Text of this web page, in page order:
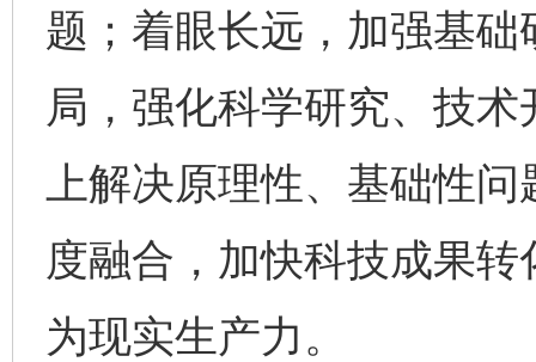
题；着眼长远，加强基
局，强化科学研究、技
上解决原理性、基础性
度融合，加快科技成果
为现实生产力。